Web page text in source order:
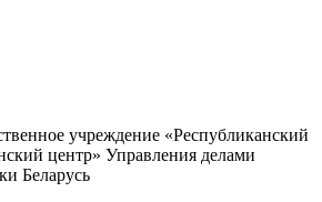
учреждение «Республиканский
центр» Управления делами
Беларусь